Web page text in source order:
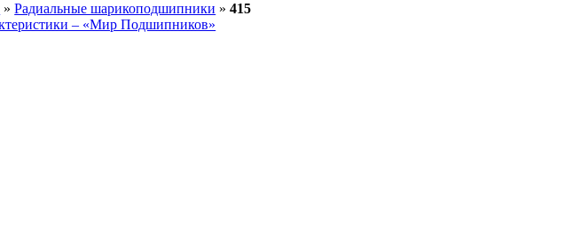
»Радиальные шарикоподшипники »415